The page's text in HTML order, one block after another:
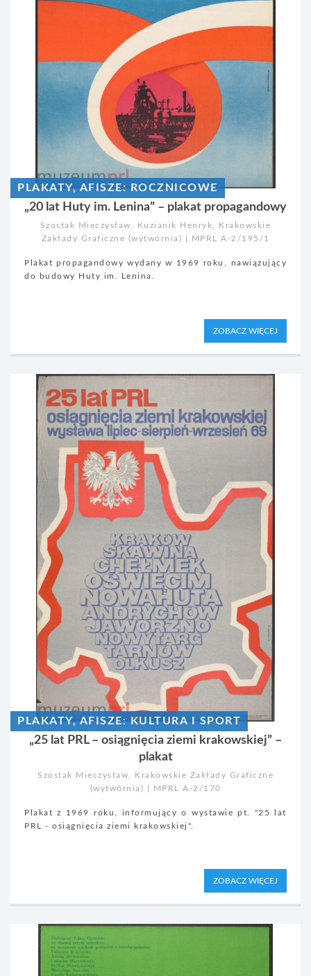
PLAKATY, AFISZE: ROCZNICOWE
„20 lat Huty im. Lenina” – plakat propagandowy
Szostak Mieczysław, Kuzianik Henryk, Krakowskie
Zakłady Graficzne (wytwórnia) | MPRL A-2/195/1
Plakat propagandowy wydany w 1969 roku, nawiązujący
do budowy Huty im. Lenina.
ZOBACZ WIĘCEJ
PLAKATY, AFISZE: KULTURA I SPORT
„25 lat PRL – osiągnięcia ziemi krakowskiej” –
plakat
Szostak Mieczysław, Krakowskie Zakłady Graficzne
(wytwórnia) | MPRL A-2/170
Plakat z 1969 roku, informujący o wystawie pt. "25 lat
PRL - osiągnięcia ziemi krakowskiej".
ZOBACZ WIĘCEJ